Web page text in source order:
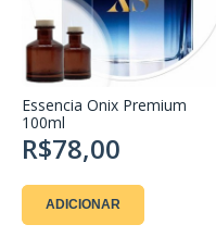
Essencia Onix Premium
100ml
R$78,00
ADICIONAR